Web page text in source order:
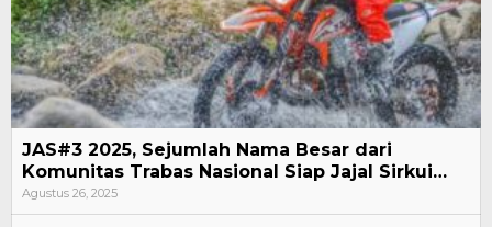
JAS#3 2025, Sejumlah Nama Besar dari
Komunitas Trabas Nasional Siap Jajal Sirkui…
Agustus 26, 2025